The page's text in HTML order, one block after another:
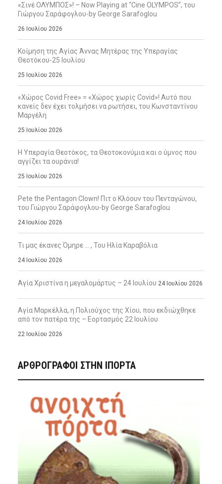
«Σινέ ΟΛΥΜΠΟΣ»! – Now Playing at “Cine OLYMPOS”, του
Γιώργου Σαράφογλου-by George Sarafoglou
26 Ιουλίου 2026
Κοίμηση της Αγίας Άννας Μητέρας της Υπεραγίας
Θεοτόκου-25 Ιουλίου
25 Ιουλίου 2026
«Χώρος Covid Free» = «Χώρος χωρίς Covid»! Αυτό που
κανείς δεν έχει τολμήσει να ρωτήσει, του Κωνσταντίνου
Μαργέλη
25 Ιουλίου 2026
Η Υπεραγία Θεοτόκος, τα Θεοτοκονύμια και ο ύμνος που
αγγίζει τα ουράνια!
25 Ιουλίου 2026
Pete the Pentagon Clown! Πιτ ο Κλόουν του Πενταγώνου,
του Γιώργου Σαράφογλου-by George Sarafoglou
24 Ιουλίου 2026
Τι μας έκανες Όμηρε … , Του Ηλία Καραβόλια
24 Ιουλίου 2026
Αγία Χριστίνα η μεγαλομάρτυς – 24 Ιουλίου 24 Ιουλίου 2026
Αγία Μαρκέλλα, η Πολιούχος της Χίου, που εκδιώχθηκε
από τον πατέρα της – Εορτασμός 22 Ιουλίου
22 Ιουλίου 2026
ΑΡΘΡΟΓΡΑΦΟΙ ΣΤΗΝ IΠΟΡΤΑ